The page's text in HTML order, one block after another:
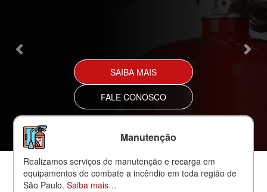
SAIBA MAIS
FALE CONOSCO
Manutenção
Realizamos serviços de manutenção e recarga em
equipamentos de combate a incêndio em toda região de
São Paulo.Saiba mais…